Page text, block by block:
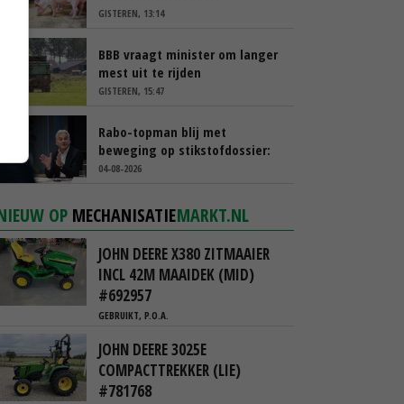
GISTEREN, 13:14
BBB vraagt minister om langer
mest uit te rijden
GISTEREN, 15:47
Rabo-topman blij met
beweging op stikstofdossier:
‘Verdienmodel van boeren blijft
04-08-2026
OP MECHANISATIEMARKT.NL
JOHN DEERE X380 ZITMAAIER
INCL 42M MAAIDEK (MID)
#692957
GEBRUIKT, P.O.A.
JOHN DEERE 3025E
COMPACTTREKKER (LIE)
#781768